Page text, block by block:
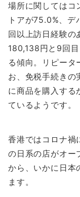
場所に関してはコ
トアが75.0%、
回以上訪日経験の
180,138円と9回
る傾向。リピータ
お、免税手続きの
に商品を購入する
ているようです。
香港ではコロナ禍
の日系の店がオー
から、いかに日本
ます。